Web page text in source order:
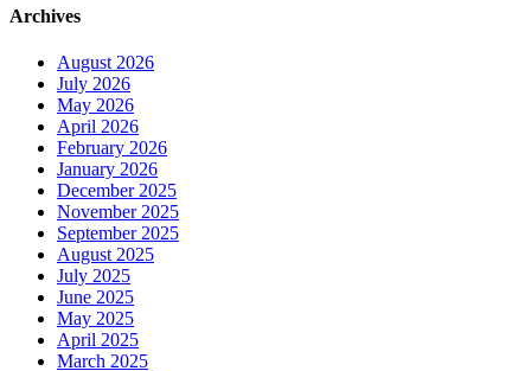
Archives
August 2026
July 2026
May 2026
April 2026
February 2026
January 2026
December 2025
November 2025
September 2025
August 2025
July 2025
June 2025
May 2025
April 2025
March 2025